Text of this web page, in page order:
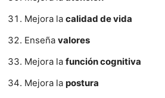
Mejora la calidad de vida
Enseña valores
Mejora la función cognitiva
Mejora la postura